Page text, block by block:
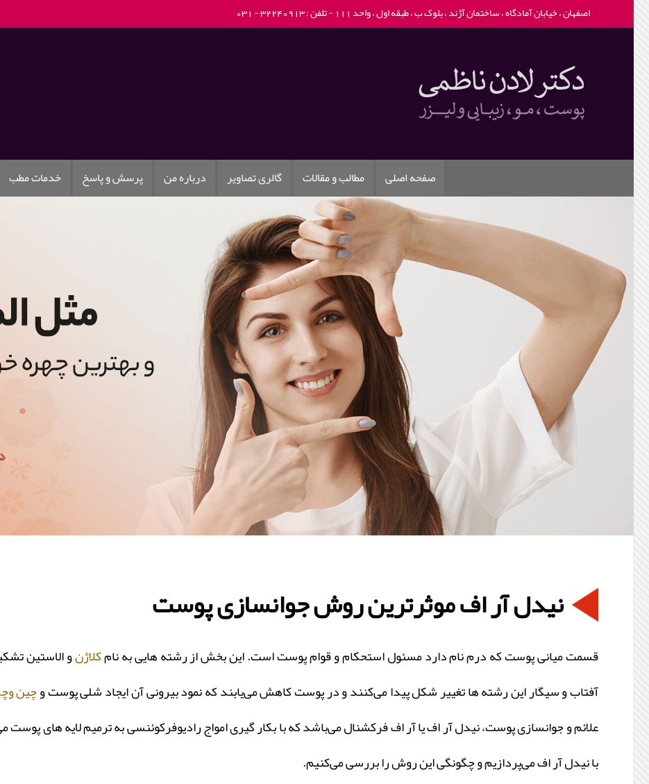
اصفهان ، خیابان آمادگاه ، ساختمان آژند ، بلوک ب ، طبقه اول ، واحد 111 - تلفن : 32240913 - 031
صفحه اصلی مطالب و مقالات گالری تصاویر درباره من پرسش و پاسخ خدمات مطب
نیدل آر اف موثرترین روش جوانسازی پوست
قسمت میانی پوست که درم نام دارد مسئول استحکام و قوام پوست است. این بخش از رشته هایی به نامکلاژنو الاستین
آفتاب و سیگار این رشته ها تغییر شکل پیدا می‌کنند و در پوست کاهش می‌یابند که نمود بیرونی آن ایجاد شلی پوست وچین
علائم و جوانسازی پوست، نیدل آر اف یا آر اف فرکشنال می‌باشد که با بکار گیری امواج رادیوفرکوئنسی به ترمیم لایه های
با نیدل آر اف می‌پردازیم و چگونگی این روش را بررسی می‌کنیم.